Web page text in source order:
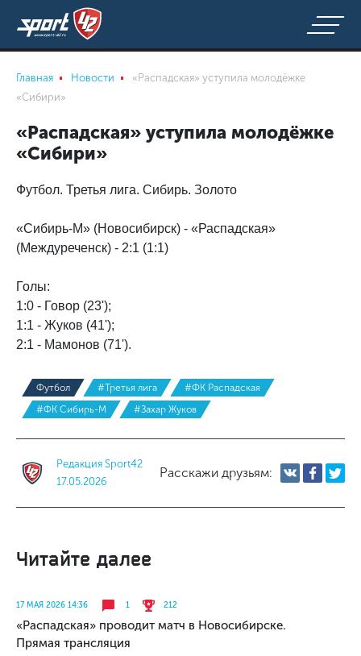
Главная Новости
«Распадская» уступила молодёжке
«Сибири»
«Распадская» уступила молодёжке
«Сибири»
Футбол. Третья лига. Сибирь. Золото
«Сибирь-М» (Новосибирск) - «Распадская»
(Междуреченск) - 2:1 (1:1)
Голы:
1:0 - Говор (23');
1:1 - Жуков (41');
2:1 - Мамонов (71').
Футбол #Третья лига
#ФК Распадская
#ФК Сибирь-М
#Захар Жуков
Редакция Sport42
17.05.2026
Расскажи друзьям:
Читайте далее
17 МАЯ 2026 14:36 1 212
«Распадская» проводит матч в Новосибирске.
Прямая трансляция